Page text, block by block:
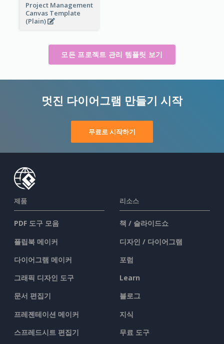
Project Management
Canvas Template
(Plain)
모든 프로젝트 관리 템플릿 보기
멋진 다이어그램 만들기 시작
무료로 시작하기
제품
PDF 도구 모음
플립북 메이커
다이어그램 메이커
그래픽 디자인 도구
문서 편집기
프레젠테이션 메이커
스프레드시트 편집기
리소스
책 / 슬라이드쇼
디자인 / 다이어그램
포럼
Learn
블로그
지식
무료 도구